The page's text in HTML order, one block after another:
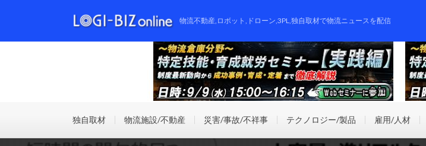
物流不動産,ロボット,ドローン,3PL,独自取材で物流ニュースを配信
独自取材 物流施設/不動産 災害/事故/不祥事 テクノロジー/製品 雇用/人材